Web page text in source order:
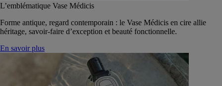
L’emblématique Vase Médicis
Forme antique, regard contemporain : le Vase Médicis en cire allie
héritage, savoir-faire d’exception et beauté fonctionnelle.
En savoir plus